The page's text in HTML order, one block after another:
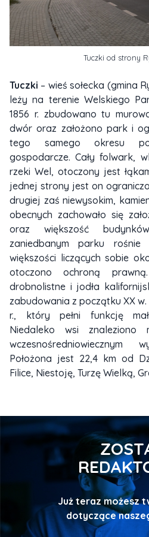
Tuczki od strony
Tuczki – wieś sołecka (gmina
leży na terenie Welskiego
1856 r. zbudowano tu
dwór oraz założono park i
tego samego okresu
gospodarcze. Cały folwark,
rzeki Wel, otoczony jest
jednej strony jest on
drugiej zaś niewysokim,
obecnych zachowało się
oraz większość
zaniedbanym parku
większości liczących sobie
otoczono ochroną
drobnolistne i jodła
zabudowania z początku XX
r., który pełni funkcję
Niedaleko wsi znaleziono
Położona jest 22,4 km od
Filice, Niestoję, Turzę Wielką,
Już teraz możesz